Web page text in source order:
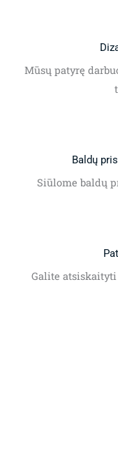
Mūsų patyrę
Baldų
Siūlome baldų
Galite